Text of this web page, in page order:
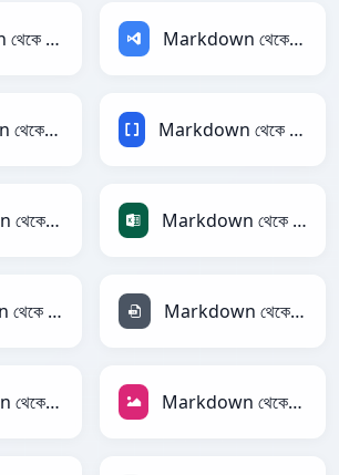
Markdown থেকে AsciiDoc Markdown থেকে ASP
Markdown থেকে Avro Markdown থেকে BBCode
Markdown থেকে CSV Markdown থেকে Excel
Markdown থেকে HTML Markdown থেকে INI
Markdown থেকে SQL Markdown থেকে JPEG